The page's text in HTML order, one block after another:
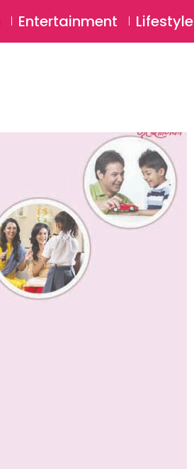
Entertainment Lifestyle